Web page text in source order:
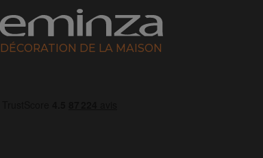
DÉCORATION DE LA MAISON